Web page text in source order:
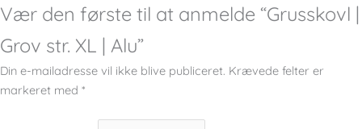
Vær den første til at anmelde “Grusskovl |
Grov str. XL | Alu”
Din e-mailadresse vil ikke blive publiceret. Krævede felter er
markeret med *